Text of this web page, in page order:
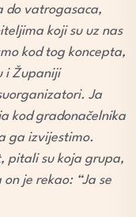
do vatrogasaca,
koji su uz nas
kod tog koncepta,
i Županiji
Ja
kod gradonačelnika
ga izvijestimo.
pitali su koja grupa,
je rekao: “Ja se